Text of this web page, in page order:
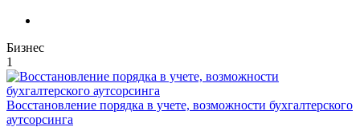
Бизнес
1
Восстановление порядка в учете, возможности бухгалтерского
аутсорсинга